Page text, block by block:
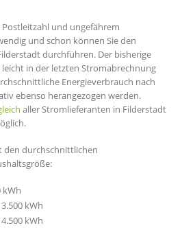
Postleitzahl und ungefährem
und schon können Sie den
durchführen. Der bisherige
leicht in der letzten Stromabrechnung
Energieverbrauch nach
ebenso herangezogen werden.
aller Stromlieferanten in Filderstadt
den durchschnittlichen
kWh
kWh
kWh